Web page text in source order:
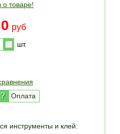
о товаре!
руб
шт.
? Оплата
инструменты и клей.